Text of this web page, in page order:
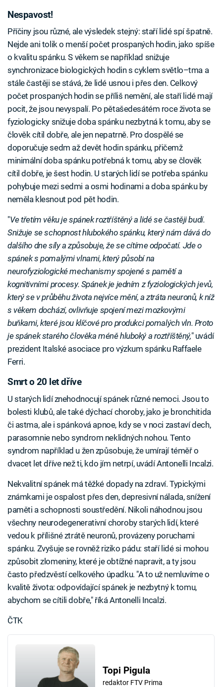
Nespavost!
Příčiny jsou různé, ale výsledek stejný: staří lidé spí špatně.
Nejde ani tolik o menší počet prospaných hodin, jako spíše
o kvalitu spánku. S věkem se například snižuje
synchronizace biologických hodin s cyklem světlo–tma a
stále častěji se stává, že lidé usnou i přes den. Celkový
počet prospaných hodin se příliš nemění, ale staří lidé mají
pocit, že jsou nevyspalí. Po pětašedesátém roce života se
fyziologicky snižuje doba spánku nezbytná k tomu, aby se
člověk cítil dobře, ale jen nepatrně. Pro dospělé se
doporučuje sedm až devět hodin spánku, přičemž
minimální doba spánku potřebná k tomu, aby se člověk
cítil dobře, je šest hodin. U starých lidí se potřeba spánku
pohybuje mezi sedmi a osmi hodinami a doba spánku by
neměla klesnout pod pět hodin.
"Ve třetím věku je spánek roztříštěný a lidé se častěji budí.
Snižuje se schopnost hlubokého spánku, který nám dává do
dalšího dne síly a způsobuje, že se cítíme odpočatí. Jde o
spánek s pomalými vlnami, který působí na
neurofyziologické mechanismy spojené s pamětí a
kognitivními procesy. Spánek je jedním z fyziologických jevů,
který se v průběhu života nejvíce mění, a ztráta neuronů, k níž
s věkem dochází, ovlivňuje spojení mezi mozkovými
buňkami, které jsou klíčové pro produkci pomalých vln. Proto
je spánek starého člověka méně hluboký a roztříštěný," uvádí
prezident Italské asociace pro výzkum spánku Raffaele
Ferri.
Smrt o 20 let dříve
U starých lidí znehodnocují spánek různé nemoci. Jsou to
bolesti klubů, ale také dýchací choroby, jako je bronchitida
či astma, ale i spánková apnoe, kdy se v noci zastaví dech,
parasomnie nebo syndrom neklidných nohou. Tento
syndrom například u žen způsobuje, že umírají téměř o
dvacet let dříve než ti, kdo jím netrpí, uvádí Antonelli Incalzi.
Nekvalitní spánek má těžké dopady na zdraví. Typickými
známkami je ospalost přes den, depresivní nálada, snížení
paměti a schopnosti soustředění. Nikoli náhodnou jsou
všechny neurodegenerativní choroby starých lidí, které
vedou k přílišné ztrátě neuronů, provázeny poruchami
spánku. Zvyšuje se rovněž riziko pádu: staří lidé si mohou
způsobit zlomeniny, které je obtížné napravit, a ty jsou
často předzvěstí celkového úpadku. "A to už nemluvíme o
kvalitě života: odpovídající spánek je nezbytný k tomu,
abychom se cítili dobře," říká Antonelli Incalzi.
ČTK
Topi Pigula
redaktor FTV Prima